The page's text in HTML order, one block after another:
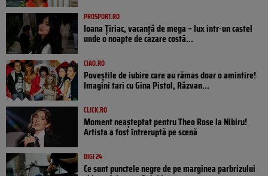
PROSPORT.RO
Ioana Țiriac, vacanță de mega – lux într-un castel
unde o noapte de cazare costă...
CIAO.RO
Poveştile de iubire care au rămas doar o amintire!
Imagini tari cu Gina Pistol, Răzvan...
CLICK.RO
Moment neașteptat pentru Theo Rose la Nibiru!
Artista a fost întreruptă pe scenă
DIGI 24
Ce sunt punctele negre de pe marginea parbrizului